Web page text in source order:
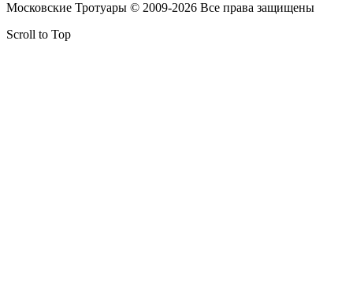
Московские Тротуары © 2009-2026 Все права защищены
Scroll to Top